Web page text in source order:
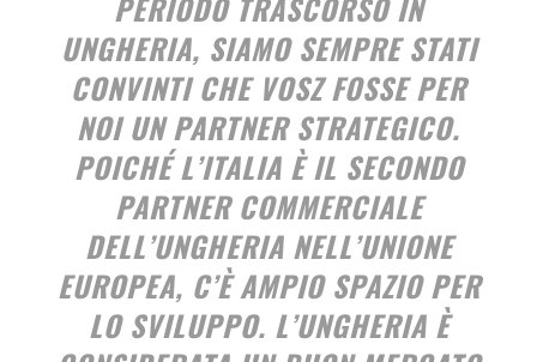
UNGHERIA, SIAMO SEMPRE STATI
CONVINTI CHE VOSZ FOSSE PER
NOI UN PARTNER STRATEGICO.
POICHÉ L’ITALIA È IL SECONDO
PARTNER COMMERCIALE
DELL’UNGHERIA NELL’UNIONE
EUROPEA, C’È AMPIO SPAZIO PER
LO SVILUPPO. L’UNGHERIA È